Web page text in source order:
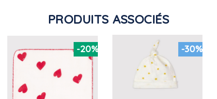
PRODUITS ASSOCIÉS
-20% -30%